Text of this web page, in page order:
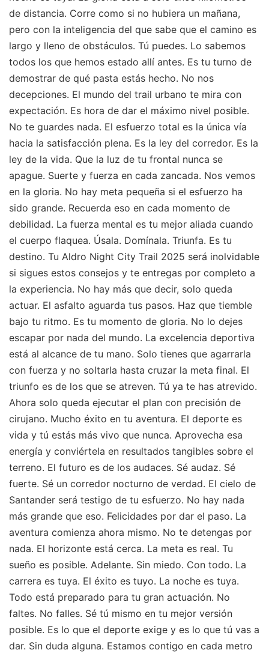
de distancia. Corre como si no hubiera un mañana,
pero con la inteligencia del que sabe que el camino es
largo y lleno de obstáculos. Tú puedes. Lo sabemos
todos los que hemos estado allí antes. Es tu turno de
demostrar de qué pasta estás hecho. No nos
decepciones. El mundo del trail urbano te mira con
expectación. Es hora de dar el máximo nivel posible.
No te guardes nada. El esfuerzo total es la única vía
hacia la satisfacción plena. Es la ley del corredor. Es la
ley de la vida. Que la luz de tu frontal nunca se
apague. Suerte y fuerza en cada zancada. Nos vemos
en la gloria. No hay meta pequeña si el esfuerzo ha
sido grande. Recuerda eso en cada momento de
debilidad. La fuerza mental es tu mejor aliada cuando
el cuerpo flaquea. Úsala. Domínala. Triunfa. Es tu
destino. Tu Aldro Night City Trail 2025 será inolvidable
si sigues estos consejos y te entregas por completo a
la experiencia. No hay más que decir, solo queda
actuar. El asfalto aguarda tus pasos. Haz que tiemble
bajo tu ritmo. Es tu momento de gloria. No lo dejes
escapar por nada del mundo. La excelencia deportiva
está al alcance de tu mano. Solo tienes que agarrarla
con fuerza y no soltarla hasta cruzar la meta final. El
triunfo es de los que se atreven. Tú ya te has atrevido.
Ahora solo queda ejecutar el plan con precisión de
cirujano. Mucho éxito en tu aventura. El deporte es
vida y tú estás más vivo que nunca. Aprovecha esa
energía y conviértela en resultados tangibles sobre el
terreno. El futuro es de los audaces. Sé audaz. Sé
fuerte. Sé un corredor nocturno de verdad. El cielo de
Santander será testigo de tu esfuerzo. No hay nada
más grande que eso. Felicidades por dar el paso. La
aventura comienza ahora mismo. No te detengas por
nada. El horizonte está cerca. La meta es real. Tu
sueño es posible. Adelante. Sin miedo. Con todo. La
carrera es tuya. El éxito es tuyo. La noche es tuya.
Todo está preparado para tu gran actuación. No
faltes. No falles. Sé tú mismo en tu mejor versión
posible. Es lo que el deporte exige y es lo que tú vas a
dar. Sin duda alguna. Estamos contigo en cada metro